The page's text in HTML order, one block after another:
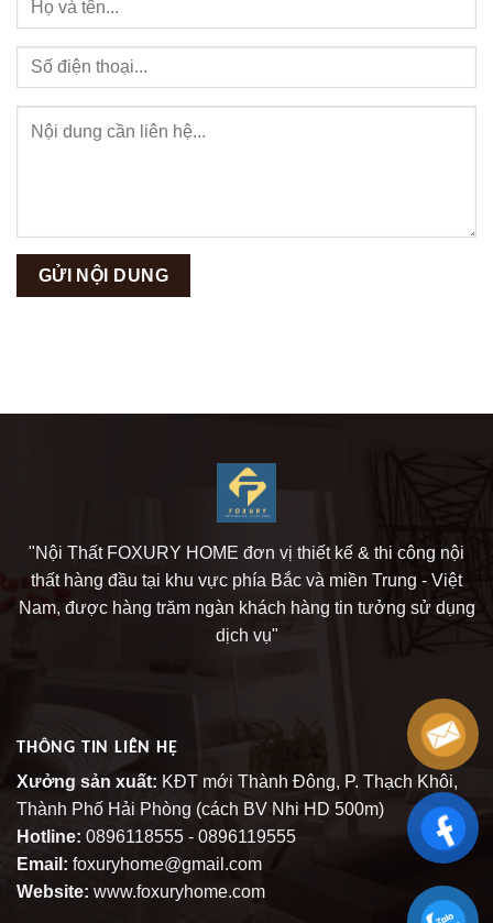
"Nội Thất FOXURY HOME đơn vị thiết kế & thi công nội
thất hàng đầu tại khu vực phía Bắc và miền Trung - Việt
Nam, được hàng trăm ngàn khách hàng tin tưởng sử dụng
dịch vụ"
THÔNG TIN LIÊN HỆ
Xưởng sản xuất: KĐT mới Thành Đông, P. Thạch Khôi,
Thành Phố Hải Phòng (cách BV Nhi HD 500m)
Hotline: 0896118555 - 0896119555
Email: foxuryhome@gmail.com
Website: www.foxuryhome.com